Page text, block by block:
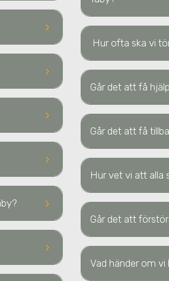
keyboard_arrow_right
keyboard_arrow_right
keyboard_arrow_right
keyboard_arrow_right
keyboard_arrow_right
?
keyboard_arrow_right
Hur ofta ska vi
Går det att få
Går det att få
Hur vet vi att alla
Går det att
Vad händer om